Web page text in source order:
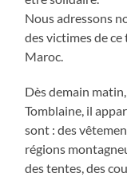
Nous adressons
des victimes de
Maroc.
Dèsdemain matin
Tomblaine, il
sont : des
régions
des tentes, des